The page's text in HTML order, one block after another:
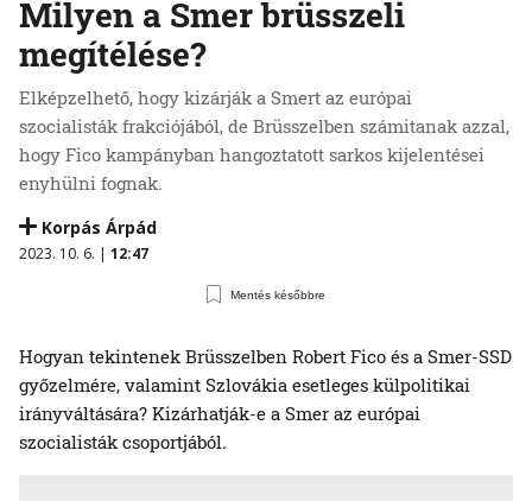
Milyen a Smer brüsszeli
megítélése?
Elképzelhető, hogy kizárják a Smert az európai
szocialisták frakciójából, de Brüsszelben számitanak azzal,
hogy Fico kampányban hangoztatott sarkos kijelentései
enyhülni fognak.
Korpás Árpád
2023. 10. 6. | 12:47
Mentés későbbre
Hogyan tekintenek Brüsszelben Robert Fico és a Smer-SSD
győzelmére, valamint Szlovákia esetleges külpolitikai
irányváltására? Kizárhatják-e a Smer az európai
szocialisták csoportjából.